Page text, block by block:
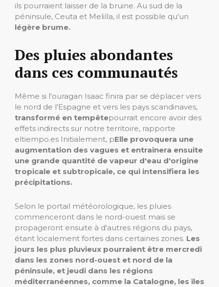
ils pourraient laisser de la bruine. Au sud de la
péninsule, Ceuta et Melilla, il est possible qu'un
légère brume.
Des pluies abondantes
dans ces communautés
Même si l'ouragan Isaac finira par se déplacer vers
le nord de l'Espagne et vers les pays scandinaves,
transformé en tempêtepourrait encore avoir des
effets indirects sur notre territoire, rapporte
eltiempo.es Initialement, pElle provoquera une
augmentation des vagues et entraînera ensuite
une grande quantité de vapeur d'eau d'origine
tropicale et subtropicale, ce qui intensifiera les
précipitations.
Selon le portail météorologique, les pluies
commenceront dans le nord-ouest mais se
propageront ensuite à d'autres régions du pays,
étant localement fortes dans certaines zones. Les
jours les plus pluvieux pourraient être mercredi
dans les zones nord-ouest et nord de la
péninsule, et jeudi dans les régions
méditerranéennes, comme la Catalogne, les îles